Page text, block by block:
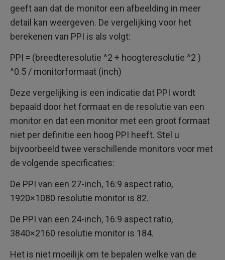
geeft aan dat de monitor een afbeelding in meer
detail kan weergeven. De vergelijking voor het
berekenen van PPI is als volgt:
PPI = (breedteresolutie ^2 + hoogteresolutie ^2 )
^0.5 / monitorformaat (inch)
Deze vergelijking is een indicatie dat PPI wordt
bepaald door het formaat en de resolutie van een
monitor en dat een monitor met een groot formaat
niet per definitie een hoog PPI heeft. Stel u
bijvoorbeeld twee verschillende monitors voor met
de volgende specificaties:
De PPI van een 27-inch, 16:9 aspect ratio,
1920×1080 resolutie monitor is 82.
De PPI van een 24-inch, 16:9 aspect ratio,
3840×2160 resolutie monitor is 184.
Het is niet moeilijk om te bepalen welke van de